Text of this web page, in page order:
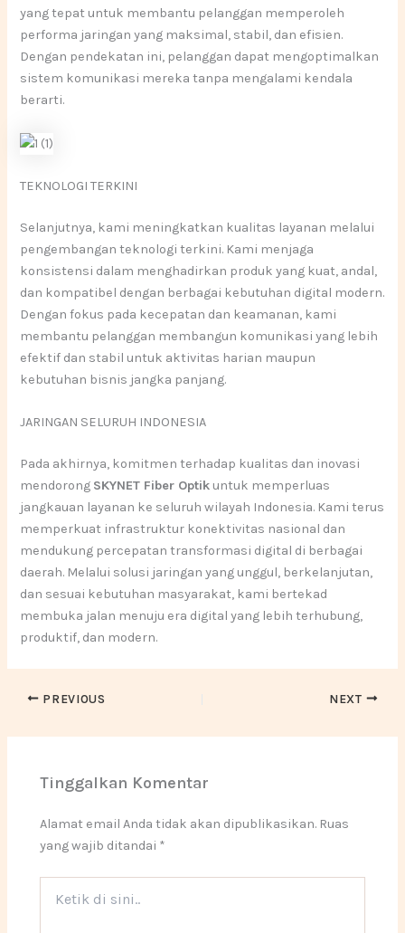
yang tepat untuk membantu pelanggan memperoleh
performa jaringan yang maksimal, stabil, dan efisien.
Dengan pendekatan ini, pelanggan dapat mengoptimalkan
sistem komunikasi mereka tanpa mengalami kendala
berarti.
TEKNOLOGI TERKINI
Selanjutnya, kami meningkatkan kualitas layanan melalui
pengembangan teknologi terkini. Kami menjaga
konsistensi dalam menghadirkan produk yang kuat, andal,
dan kompatibel dengan berbagai kebutuhan digital modern.
Dengan fokus pada kecepatan dan keamanan, kami
membantu pelanggan membangun komunikasi yang lebih
efektif dan stabil untuk aktivitas harian maupun
kebutuhan bisnis jangka panjang.
JARINGAN SELURUH INDONESIA
Pada akhirnya, komitmen terhadap kualitas dan inovasi
mendorong SKYNET Fiber Optik untuk memperluas
jangkauan layanan ke seluruh wilayah Indonesia. Kami terus
memperkuat infrastruktur konektivitas nasional dan
mendukung percepatan transformasi digital di berbagai
daerah. Melalui solusi jaringan yang unggul, berkelanjutan,
dan sesuai kebutuhan masyarakat, kami bertekad
membuka jalan menuju era digital yang lebih terhubung,
produktif, dan modern.
PREVIOUS NEXT
Tinggalkan Komentar
Alamat email Anda tidak akan dipublikasikan. Ruas
yang wajib ditandai *